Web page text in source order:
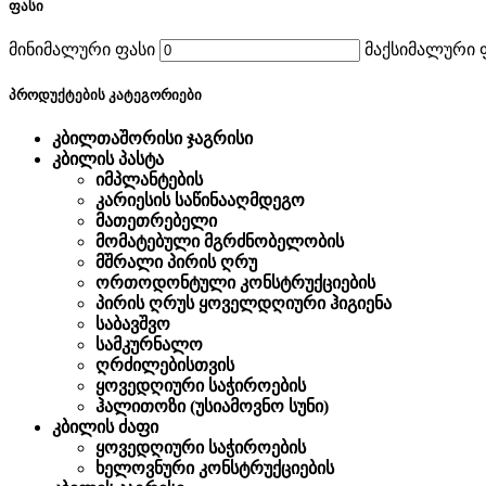
ფასი
მინიმალური ფასი მაქსიმალური
პროდუქტების კატეგორიები
კბილთაშორისი ჯაგრისი
კბილის პასტა
იმპლანტების
კარიესის საწინააღმდეგო
მათეთრებელი
მომატებული მგრძნობელობის
მშრალი პირის ღრუ
ორთოდონტული კონსტრუქციების
პირის ღრუს ყოველდღიური ჰიგიენა
საბავშვო
სამკურნალო
ღრძილებისთვის
ყოვედღიური საჭიროების
ჰალითოზი (უსიამოვნო სუნი)
კბილის ძაფი
ყოვედღიური საჭიროების
ხელოვნური კონსტრუქციების